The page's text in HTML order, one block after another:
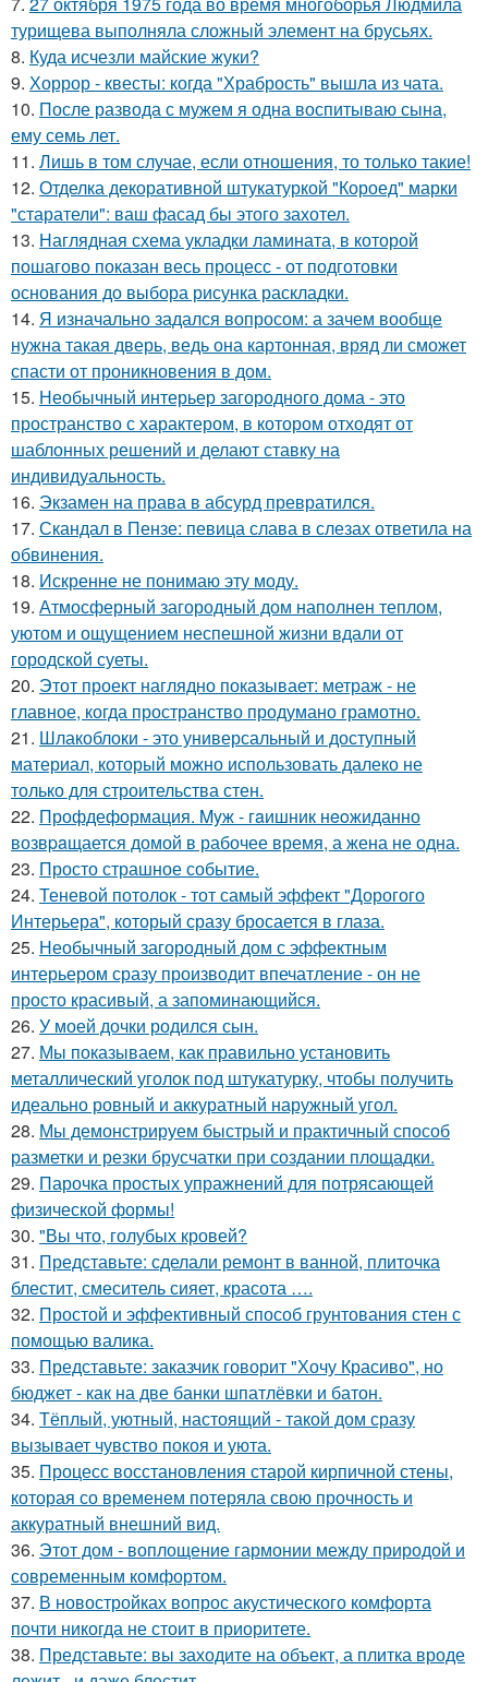
турищева выполняла сложный элемент на брусьях.
8. Куда исчезли майские жуки?
9. Хоррор - квесты: когда "Храбрость" вышла из чата.
10. После развода с мужем я одна воспитываю сына,
ему семь лет.
11. Лишь в том случае, если отношения, то только такие!
12. Отделка декоративной штукатуркой "Короед" марки
"старатели": ваш фасад бы этого захотел.
13. Наглядная схема укладки ламината, в которой
пошагово показан весь процесс - от подготовки
основания до выбора рисунка раскладки.
14. Я изначально задался вопросом: а зачем вообще
нужна такая дверь, ведь она картонная, вряд ли сможет
спасти от проникновения в дом.
15. Необычный интерьер загородного дома - это
пространство с характером, в котором отходят от
шаблонных решений и делают ставку на
индивидуальность.
16. Экзамен на права в абсурд превратился.
17. Скандал в Пензе: певица слава в слезах ответила на
обвинения.
18. Искренне не понимаю эту моду.
19. Атмосферный загородный дом наполнен теплом,
уютом и ощущением неспешной жизни вдали от
городской суеты.
20. Этот проект наглядно показывает: метраж - не
главное, когда пространство продумано грамотно.
21. Шлакоблоки - это универсальный и доступный
материал, который можно использовать далеко не
только для строительства стен.
22. Профдеформация. Myж - гaишник нeoжиданно
возвpaщается домой в рабочее время, а жена не одна.
23. Просто страшное событие.
24. Теневой потолок - тот самый эффект "Дорогого
Интерьера", который сразу бросается в глаза.
25. Необычный загородный дом с эффектным
интерьером сразу производит впечатление - он не
просто красивый, а запоминающийся.
26. У моей дочки родился сын.
27. Мы показываем, как правильно установить
металлический уголок под штукатурку, чтобы получить
идеально ровный и аккуратный наружный угол.
28. Мы демонстрируем быстрый и практичный способ
разметки и резки брусчатки при создании площадки.
29. Парочка простых упражнений для потрясающей
физической формы!
30. "Вы что, голубых кровей?
31. Представьте: сделали ремонт в ванной, плиточка
блестит, смеситель сияет, красота ….
32. Простой и эффективный способ грунтования стен с
помощью валика.
33. Представьте: заказчик говорит "Хочу Красиво", но
бюджет - как на две банки шпатлёвки и батон.
34. Тёплый, уютный, настоящий - такой дом сразу
вызывает чувство покоя и уюта.
35. Процесс восстановления старой кирпичной стены,
которая со временем потеряла свою прочность и
аккуратный внешний вид.
36. Этот дом - воплощение гармонии между природой и
современным комфортом.
37. В новостройках вопрос акустического комфорта
почти никогда не стоит в приоритете.
38. Представьте: вы заходите на объект, а плитка вроде